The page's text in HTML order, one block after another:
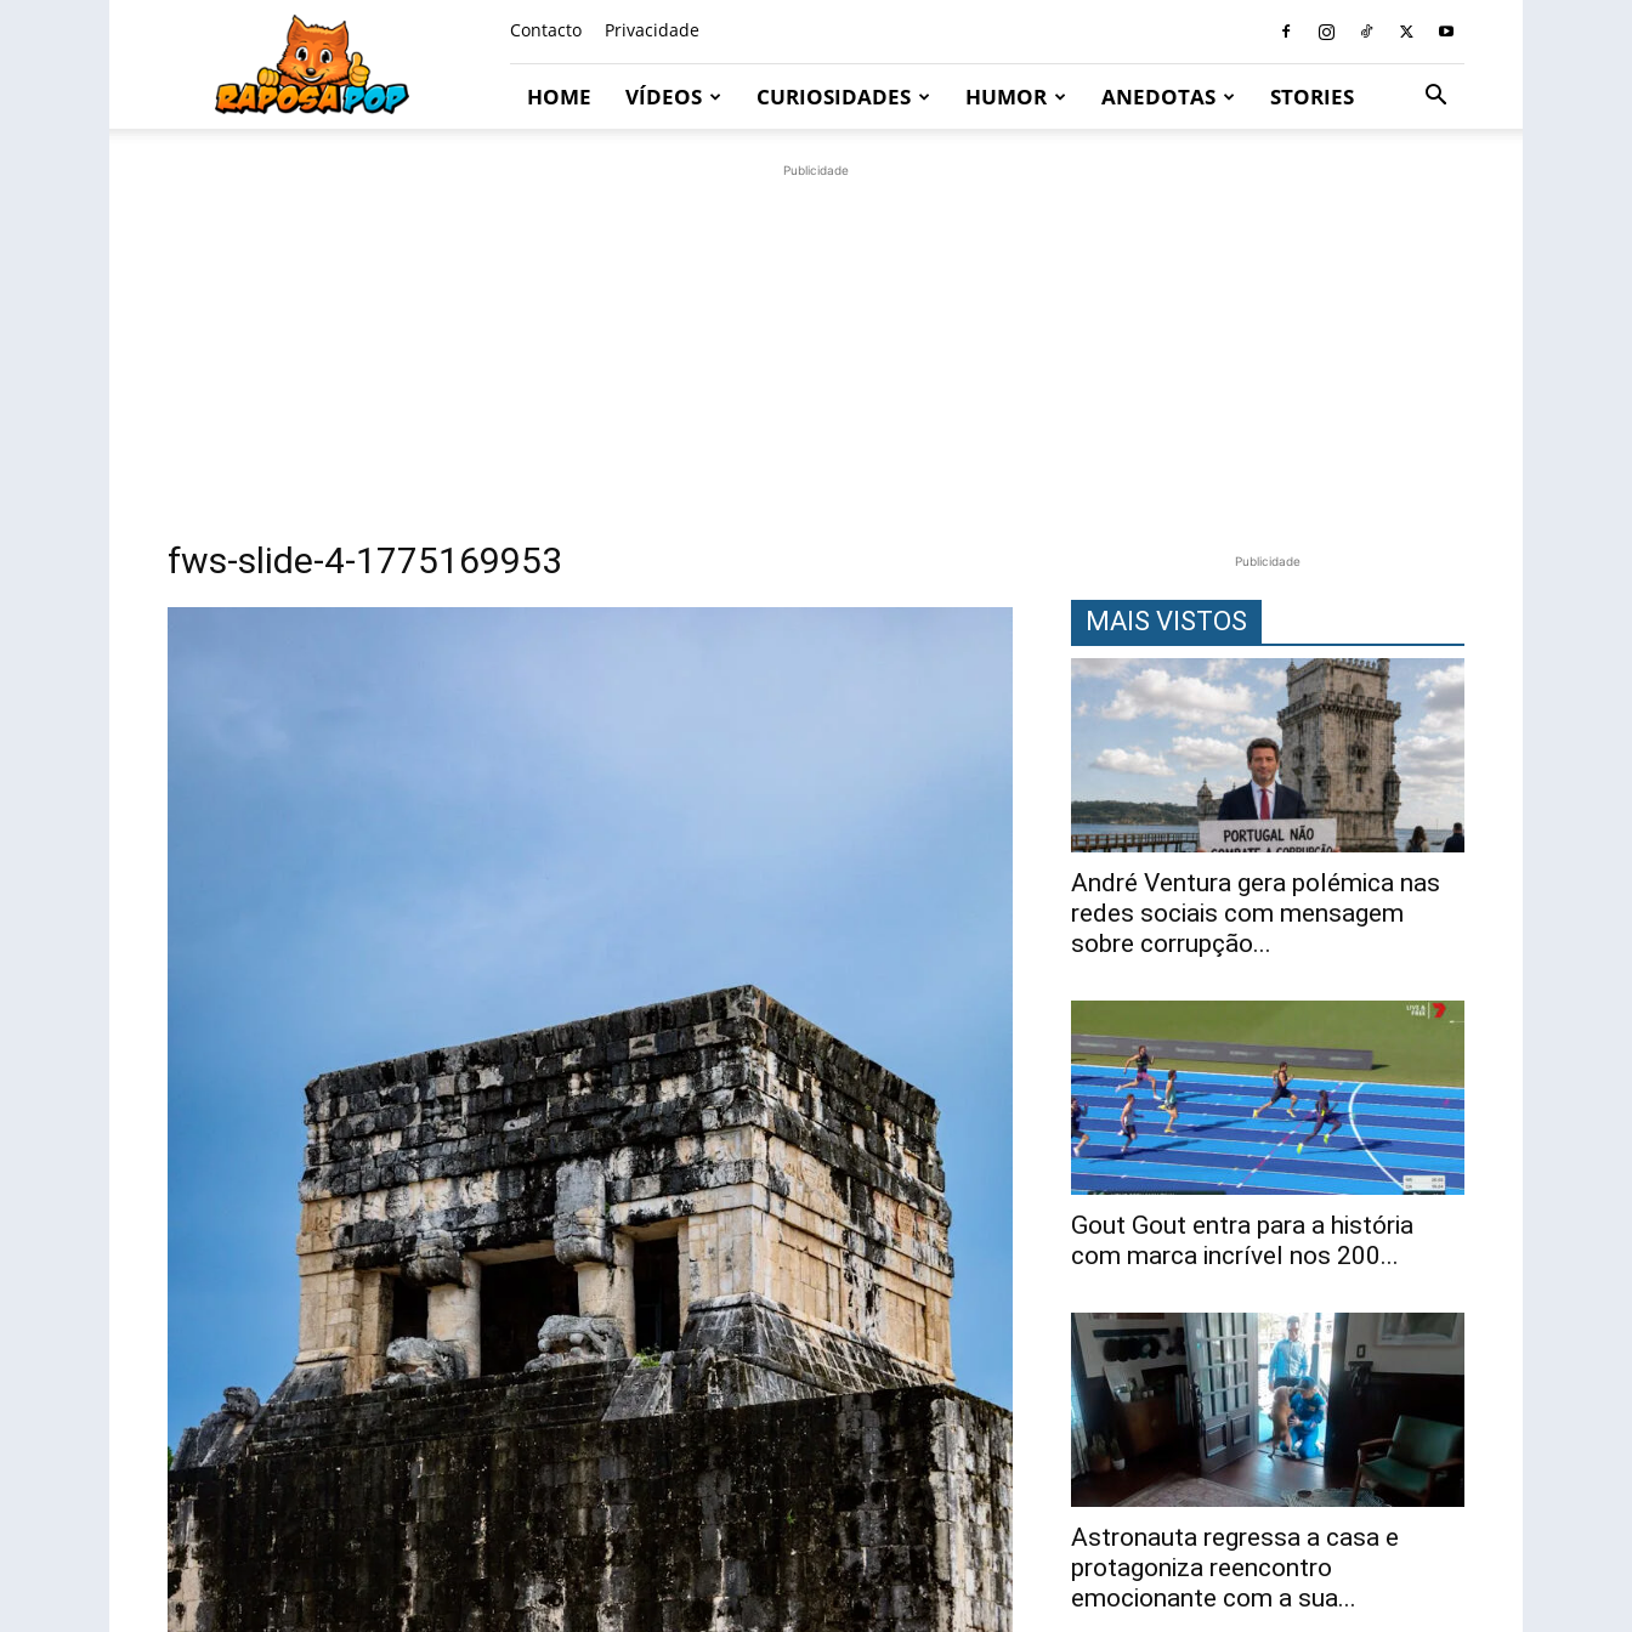
Contacto Privacidade
HOME VÍDEOS CURIOSIDADES HUMOR ANEDOTAS STORIES
Publicidade
fws-slide-4-1775169953 Publicidade
MAIS VISTOS
André Ventura gera polémica nas
redes sociais com mensagem
sobre corrupção...
Gout Gout entra para a história
com marca incrível nos 200...
Astronauta regressa a casa e
protagoniza reencontro
emocionante com a sua...